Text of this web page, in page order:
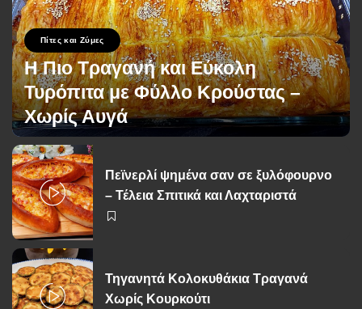
Πίτες και Ζύμες
Η Πιο Τραγανή και Εύκολη
Τυρόπιτα με Φύλλο Κρούστας –
Χωρίς Αυγά
Posted
by
George Zolis 20 Σεπτεμβρίου 2025
Πεϊνερλί ψημένα σαν σε ξυλόφουρνο
– Τέλεια Σπιτικά και Λαχταριστά
Τηγανητά Κολοκυθάκια Τραγανά
Χωρίς Κουρκούτι